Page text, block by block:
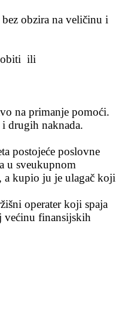
bez obzira na veličinu i
ili
na primanje pomoći.
drugih naknada.
postojeće poslovne
u sveukupnom
a kupio ju je ulagač koji
operater koji spaja
većinu finansijskih